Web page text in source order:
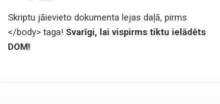
Skriptu jāievieto dokumenta lejas daļā, pirms
</body> taga! Svarīgi, lai vispirms tiktu ielādēts
DOM!